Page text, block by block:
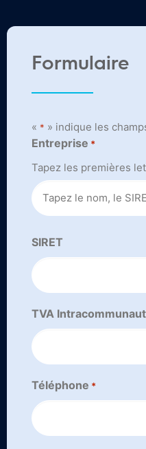
Formulaire
« * » indique les
Entreprise *
Tapez les premières
SIRET
TVA
Téléphone *